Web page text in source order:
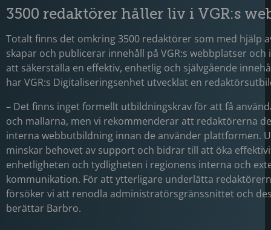
3500 redaktörer håller liv i VGR:s
Totalt finns det omkring 3500 redaktörer som med hjälp
skapar och publicerar innehåll på VGR:s webbplatser och
att säkerställa en effektiv, enhetlig och självgående
har VGR:s Digitaliseringsenhet utvecklat en
– Det finns inget formellt utbildningskrav för att få
och mallarna, men vi rekommenderar att redaktörerna
interna webbutbildning innan de använder plattformen.
minskar behovet av support och bidrar till att öka
enhetligheten och tydligheten i regionens interna och
kommunikation. För att ytterligare underlätta
försöker vi att renodla administratörsgränssnittet och
berättar Barbro.